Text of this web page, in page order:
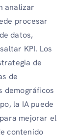
analizar
procesar
datos,
KPI. Los
de
de
demográficos
la IA puede
mejorar el
contenido